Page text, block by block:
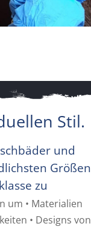
Stil.
und
Größen
zu
um • Materialien
• Designs von